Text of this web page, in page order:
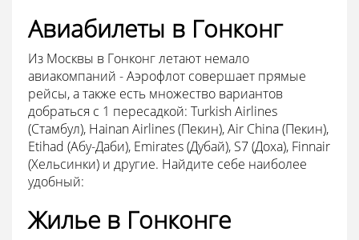
Авиабилеты в Гонконг
Из Москвы в Гонконг летают немало
авиакомпаний - Аэрофлот совершает прямые
рейсы, а также есть множество вариантов
добраться с 1 пересадкой: Turkish Airlines
(Стамбул), Hainan Airlines (Пекин), Air China (Пекин),
Etihad (Абу-Даби), Emirates (Дубай), S7 (Доха), Finnair
(Хельсинки) и другие. Найдите себе наиболее
удобный:
Жилье в Гонконге